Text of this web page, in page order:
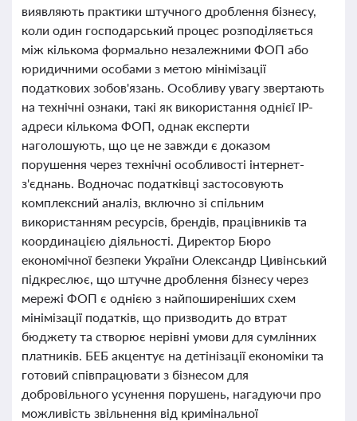
виявляють практики штучного дроблення бізнесу,
коли один господарський процес розподіляється
між кількома формально незалежними ФОП або
юридичними особами з метою мінімізації
податкових зобов'язань. Особливу увагу звертають
на технічні ознаки, такі як використання однієї IP-
адреси кількома ФОП, однак експерти
наголошують, що це не завжди є доказом
порушення через технічні особливості інтернет-
з'єднань. Водночас податківці застосовують
комплексний аналіз, включно зі спільним
використанням ресурсів, брендів, працівників та
координацією діяльності. Директор Бюро
економічної безпеки України Олександр Цивінський
підкреслює, що штучне дроблення бізнесу через
мережі ФОП є однією з найпоширеніших схем
мінімізації податків, що призводить до втрат
бюджету та створює нерівні умови для сумлінних
платників. БЕБ акцентує на детінізації економіки та
готовий співпрацювати з бізнесом для
добровільного усунення порушень, нагадуючи про
можливість звільнення від кримінальної